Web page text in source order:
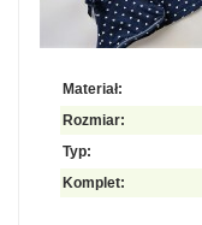
Materiał:
Rozmiar:
Typ:
Komplet: